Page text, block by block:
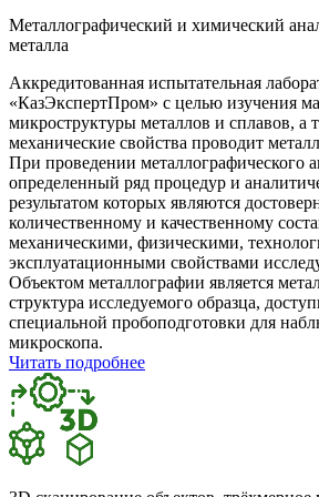
Металлографический и химический
металла
Аккредитованная испытательная
«КазЭкспертПром» с целью изучения
микроструктуры металлов и сплавов, а
механические свойства проводит
При проведении металлографического
определенный ряд процедур и
результатом которых являются
количественному и качественному
механическими, физическими,
эксплуатационными свойствами
Объектом металлографии является
структура исследуемого образца,
специальной пробоподготовки для
микроскопа.
Читать подробнее